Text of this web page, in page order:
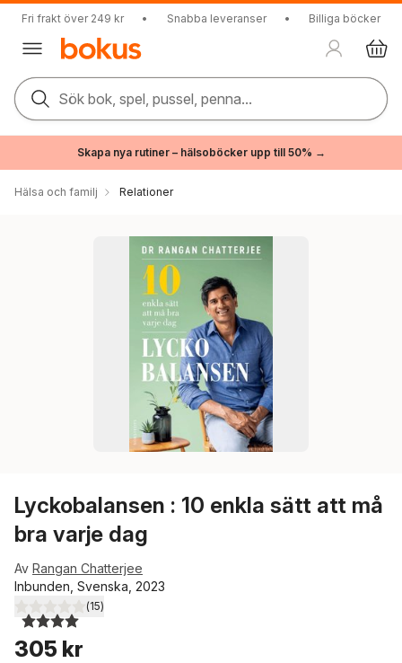
Fri frakt över 249 kr • Snabba leveranser • Billiga böcker
Sök bok, spel, pussel, penna...
Skapa nya rutiner – hälsoböcker upp till 50% →
Hälsa och familj Relationer
Lyckobalansen : 10 enkla sätt att må
bra varje dag
Av Rangan Chatterjee
Inbunden, Svenska, 2023
4,0utav 5 stjärnor. Totalt antal röster:
(15)
305 kr